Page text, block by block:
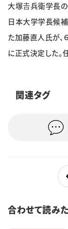
付属校
スポーツ
校友
大塚𠮷兵衛学長
日本大学学長候
た加藤直人氏が、
に正式決定した。
関連タグ
合わせて読み